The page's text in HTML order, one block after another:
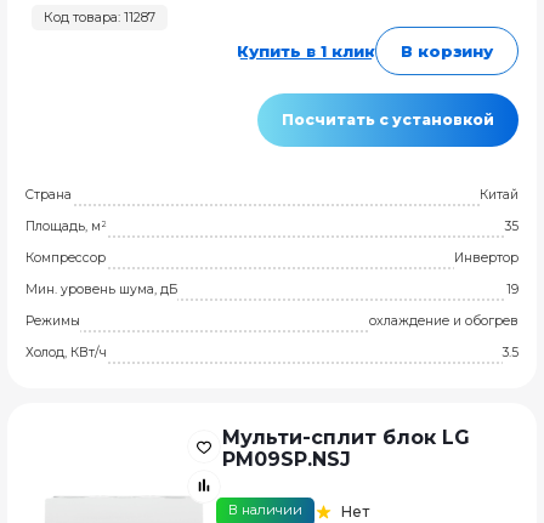
Код товара: 11287
Купить в 1 клик В корзину
Посчитать с установкой
Страна
Китай
Площадь, м²
35
Компрессор
Инвертор
Мин. уровень шума, дБ
19
Режимы
охлаждение и обогрев
Холод, КВт/ч
3.5
Мульти-сплит блок LG
PM09SP.NSJ
В наличии Нет